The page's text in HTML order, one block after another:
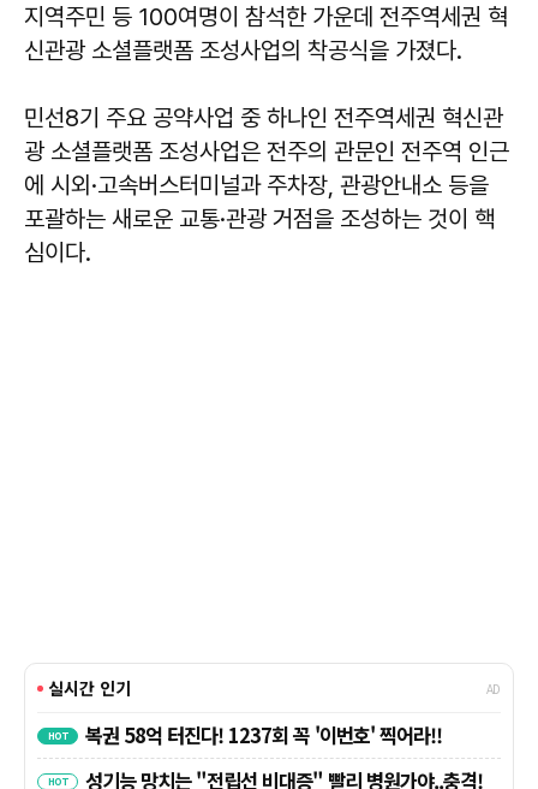
지역주민 등 100여명이 참석한 가운데 전주역세권 혁
신관광 소셜플랫폼 조성사업의 착공식을 가졌다.
민선8기 주요 공약사업 중 하나인 전주역세권 혁신관
광 소셜플랫폼 조성사업은 전주의 관문인 전주역 인근
에 시외·고속버스터미널과 주차장, 관광안내소 등을
포괄하는 새로운 교통·관광 거점을 조성하는 것이 핵
심이다.